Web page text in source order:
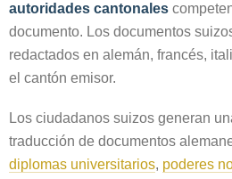
autoridades cantonales
documento. Los documentos
redactados en alemán, francés,
el cantón emisor.
Los ciudadanos suizos generan
traducción de documentos
diplomas universitarios, poderes